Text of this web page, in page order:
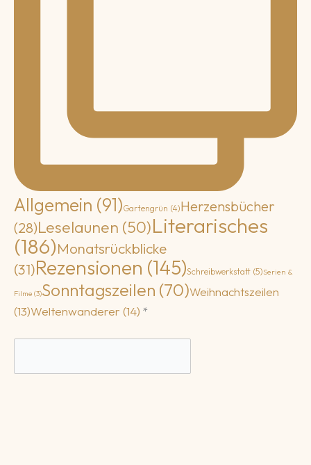
Allgemein (91)Gartengrün (4)Herzensbücher
(28)Leselaunen (50)Literarisches
(186)Monatsrückblicke
(31)Rezensionen (145)Schreibwerkstatt (5)Serien &
Filme (3)Sonntagszeilen (70)Weihnachtszeilen
(13)Weltenwanderer (14) *